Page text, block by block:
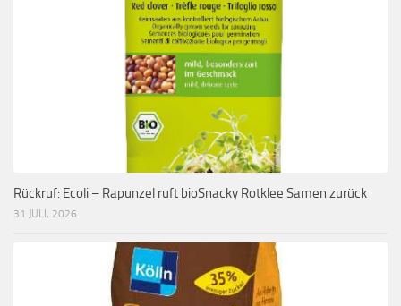
Rückruf: Ecoli – Rapunzel ruft bioSnacky Rotklee Samen zurück
31 JULI, 2026